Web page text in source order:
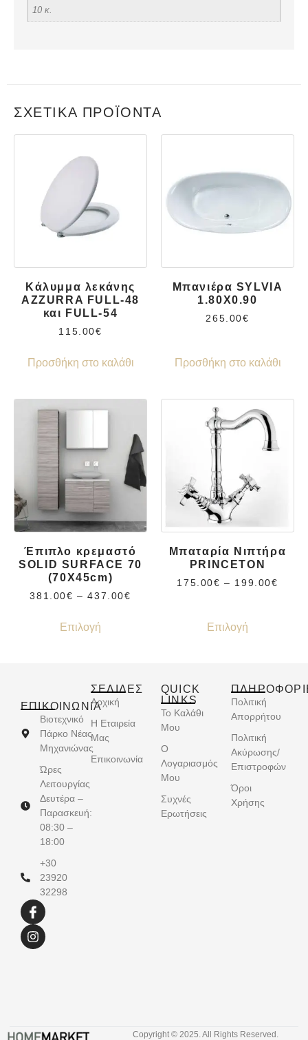
10 κ.
ΣΧΕΤΙΚΆ ΠΡΟΪΌΝΤΑ
Κάλυμμα λεκάνης
AZZURRA FULL-48
και FULL-54
115.00€
Προσθήκη στο καλάθι
Μπανιέρα SYLVIA
1.80X0.90
265.00€
Προσθήκη στο καλάθι
Έπιπλο κρεμαστό
SOLID SURFACE 70
(70X45cm)
381.00€ – 437.00€
Επιλογή
Μπαταρία Νιπτήρα
PRINCETON
175.00€ – 199.00€
Επιλογή
ΕΠΙΚΟΙΝΩΝΊΑ
Βιοτεχνικό
Πάρκο Νέας
Μηχανιώνας
Ώρες
Λειτουργίας
Δευτέρα –
Παρασκευή:
08:30 –
18:00
+30
23920
32298
ΣΕΛΙΔΕΣ
Αρχική
Η Εταιρεία
Μας
Επικοινωνία
QUICK
LINKS
Το Καλάθι
Μου
Ο
Λογαριασμός
Μου
Συχνές
Ερωτήσεις
Πολιτική
Απορρήτου
Πολιτική
Ακύρωσης/
Επιστροφών
Όροι
Χρήσης
Copyright © 2025. All Rights Reserved.